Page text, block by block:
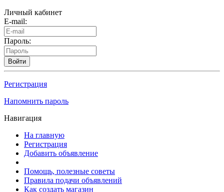
Личный кабинет
E-mail:
Пароль:
Войти
Регистрация
Напомнить пароль
Навигация
На главную
Регистрация
Добавить объявление
Помощь, полезные советы
Правила подачи объявлений
Как создать магазин